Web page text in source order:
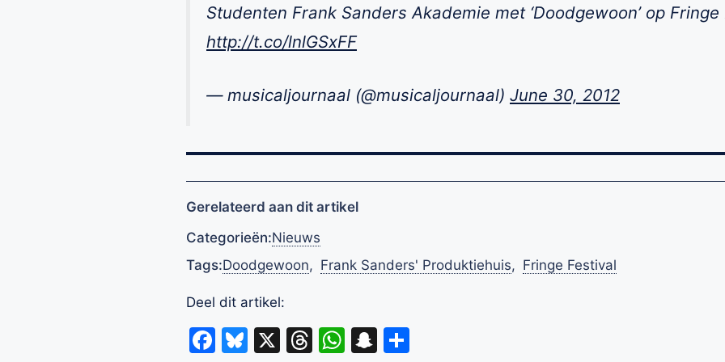
Studenten Frank Sanders Akademie met ‘Doodgewoon’ op Fringe
http://t.co/lnlGSxFF
— musicaljournaal (@musicaljournaal) June 30, 2012
Gerelateerd aan dit artikel
Categorieën:Nieuws
Tags:Doodgewoon, Frank Sanders' Produktiehuis, Fringe Festival
Deel dit artikel:
Facebook
Bluesky
X Threads
WhatsApp
Snapchat